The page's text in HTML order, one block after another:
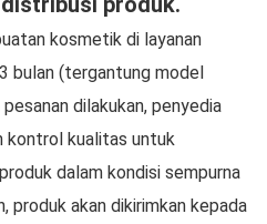
kosmetik di layanan
bulan (tergantung model
dilakukan, penyedia
kontrol kualitas untuk
dalam kondisi sempurna
produk akan dikirimkan kepada